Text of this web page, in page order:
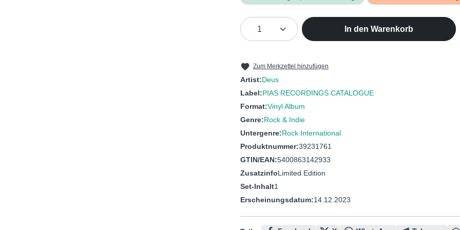
Produkt Anzahl: Gib den gewünschten
In den Warenkorb
Zum Merkzettel hinzufügen
Artist:Deus
Label:PIAS RECORDINGS CATALOGUE
Format:Vinyl Album
Genre:Rock & Indie
Untergenre:Rock International
Produktnummer:39231761
GTIN/EAN:5400863142933
ZusatzinfoLimited Edition
Set-Inhalt1
Erscheinungsdatum:14.12.2023